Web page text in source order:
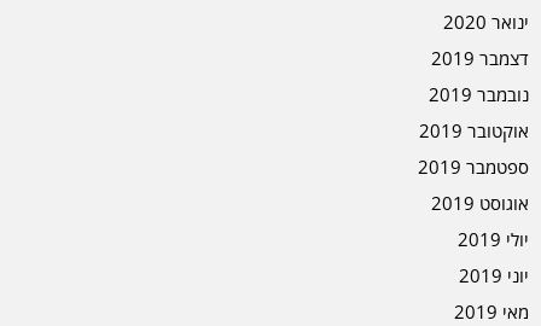
ינואר 2020
דצמבר 2019
נובמבר 2019
אוקטובר 2019
ספטמבר 2019
אוגוסט 2019
יולי 2019
יוני 2019
מאי 2019